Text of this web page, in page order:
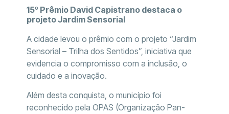
15º Prêmio David Capistrano destaca o
projeto Jardim Sensorial
A cidade levou o prêmio com o projeto “Jardim
Sensorial – Trilha dos Sentidos”, iniciativa que
evidencia o compromisso com a inclusão, o
cuidado e a inovação.
Além desta conquista, o município foi
reconhecido pela OPAS (Organização Pan-